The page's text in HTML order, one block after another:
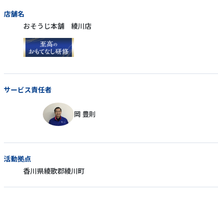
店舗名
おそうじ本舗 綾川店
サービス責任者
岡 豊則
活動拠点
香川県綾歌郡綾川町